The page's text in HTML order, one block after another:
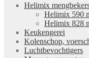
Helimix
Helimix 590
Helimix 828
Keukengerei
Kolenschop,
Luchtbevochtigers